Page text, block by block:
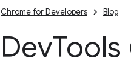
Chrome for Developers Blog
DevTools